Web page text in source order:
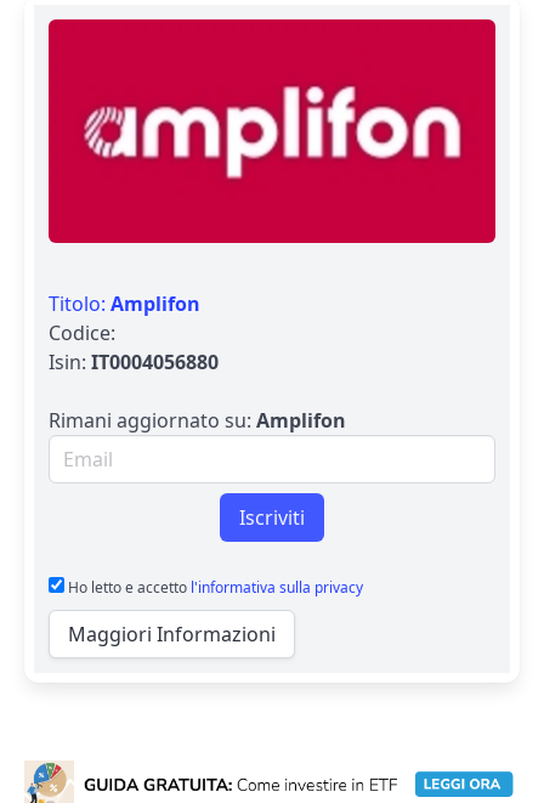
Titolo: Amplifon
Codice:
Isin: IT0004056880
Rimani aggiornato su: Amplifon
Email per newsletter
Iscriviti
Ho letto e accetto l'informativa sulla privacy
Maggiori Informazioni